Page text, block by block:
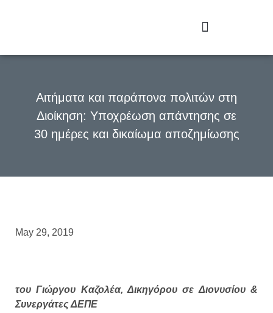
Αιτήματα και παράπονα πολιτών στη
Διοίκηση: Υποχρέωση απάντησης σε
30 ημέρες και δικαίωμα αποζημίωσης
May 29, 2019
του Γιώργου Καζολέα, Δικηγόρου σε Διονυσίου &
Συνεργάτες ΔΕΠΕ